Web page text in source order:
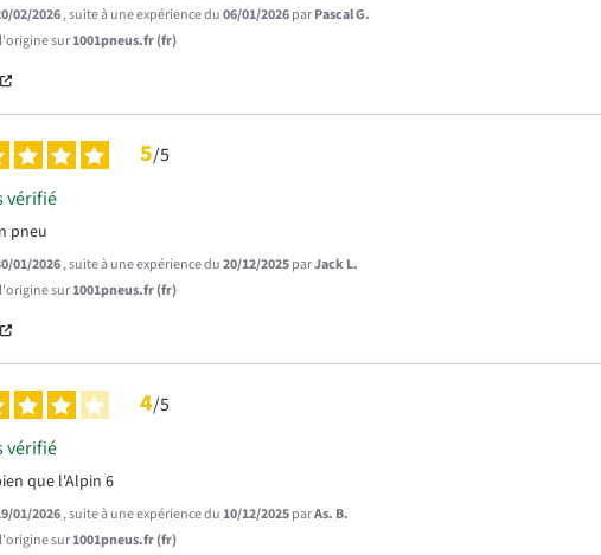
02/2026, suite à une expérience du06/01/2026parPascal G.
sur1001pneus.fr (fr)
5/5
vérifié
pneu
01/2026, suite à une expérience du20/12/2025parJack L.
sur1001pneus.fr (fr)
4/5
vérifié
que l'Alpin 6
01/2026, suite à une expérience du10/12/2025parAs. B.
sur1001pneus.fr (fr)